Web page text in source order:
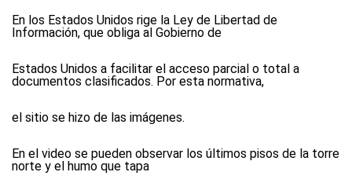
En los Estados Unidos rige la Ley de Libertad de
Información, que obliga al Gobierno de
Estados Unidos a facilitar el acceso parcial o total a
documentos clasificados. Por esta normativa,
el sitio se hizo de las imágenes.
En el video se pueden observar los últimos pisos de la torre
norte y el humo que tapa